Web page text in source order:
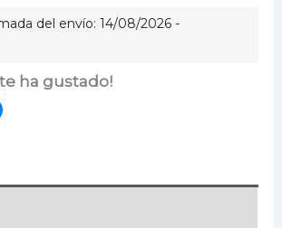
del envío: 14/08/2026 -
ha gustado!